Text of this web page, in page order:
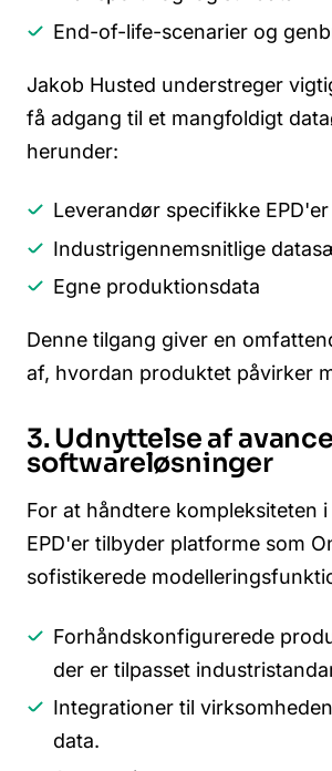
End-of-life-scenarier og
Jakob Husted understreger
få adgang til et mangfoldigt
herunder:
Leverandør specifikke EPD'er
Industrigennemsnitlige
Egne produktionsdata
Denne tilgang giver en
af, hvordan produktet påvirker
3. Udnyttelse af
softwareløsninger
For at håndtere kompleksiteten
EPD'er tilbyder platforme som
sofistikerede
Forhåndskonfigurerede
der er tilpasset
Integrationer til
data.